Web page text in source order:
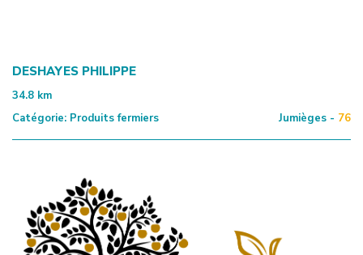
DESHAYES PHILIPPE
34.8 km
Catégorie: Produits fermiers Jumièges - 76